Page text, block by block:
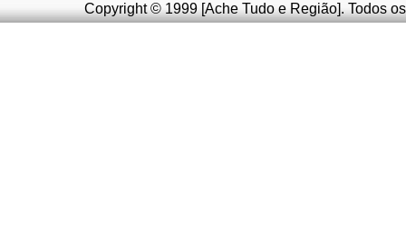
Copyright © 1999 [Ache Tudo e Região]. Todos